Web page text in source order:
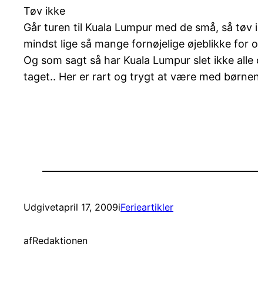
Tøv ikke
Går turen til Kuala Lumpur med de små, så
mindst lige så mange fornøjelige øjeblikke for
Og som sagt så har Kuala Lumpur slet ikke
taget.. Her er rart og trygt at være med
Udgivetapril 17, 2009iFerieartikler
afRedaktionen